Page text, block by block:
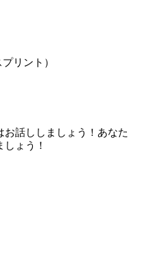
リント）
話ししましょう！あなた
ょう！